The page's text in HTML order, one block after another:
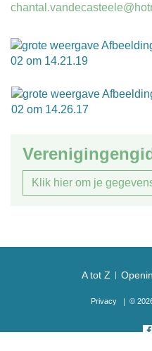
E-
Klik hier om je
A tot Z
Privacy
©